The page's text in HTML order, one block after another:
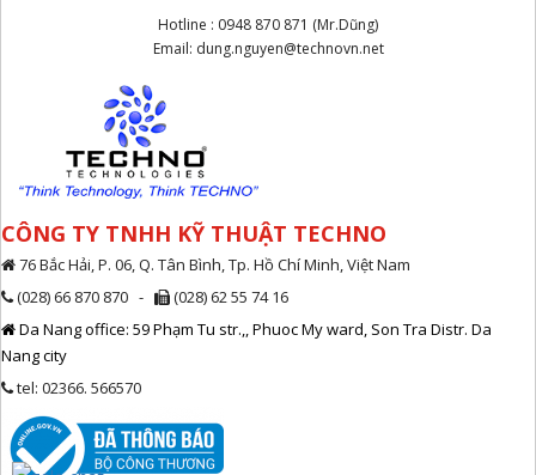
Hotline : 0948 870 871 (Mr.Dũng)
Email: dung.nguyen@technovn.net
CÔNG TY TNHH KỸ THUẬT TECHNO
76 Bắc Hải, P. 06, Q. Tân Bình, Tp. Hồ Chí Minh, Việt Nam
(028) 66 870 870 -
(028) 62 55 74 16
Da Nang office: 59 Phạm Tu str.,, Phuoc My ward, Son Tra Distr. Da
Nang city
tel: 02366. 566570